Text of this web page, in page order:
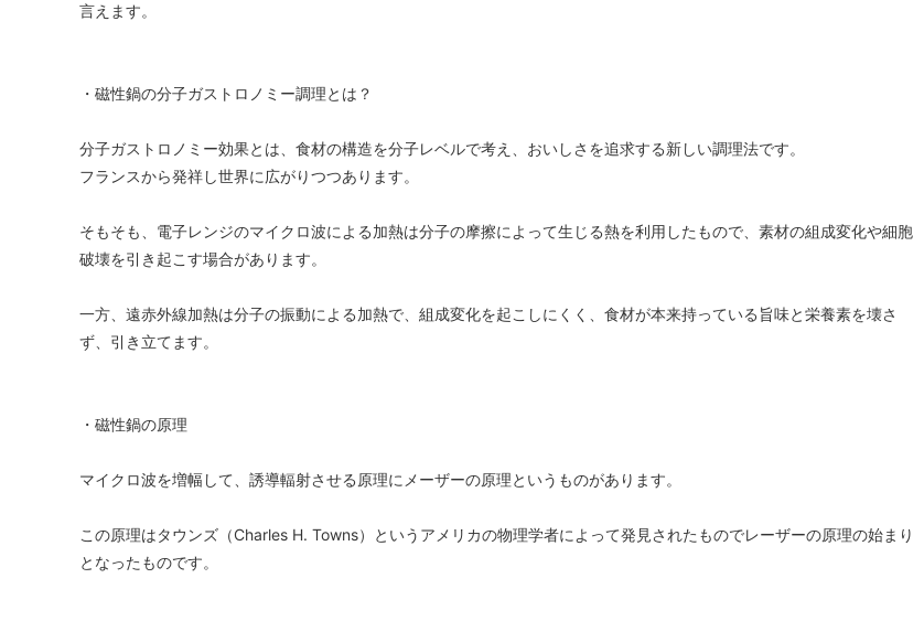
言えます。
・磁性鍋の分子ガストロノミー調理とは？
分子ガストロノミー効果とは、食材の構造を分子レベルで考え、おいしさを追求する新しい調理法です。
フランスから発祥し世界に広がりつつあります。
そもそも、電子レンジのマイクロ波による加熱は分子の摩擦によって生じる熱を利用したもので、素材の組成変化や細胞
破壊を引き起こす場合があります。
一方、遠赤外線加熱は分子の振動による加熱で、組成変化を起こしにくく、食材が本来持っている旨味と栄養素を壊さ
ず、引き立てます。
・磁性鍋の原理
マイクロ波を増幅して、誘導輻射させる原理にメーザーの原理というものがあります。
この原理はタウンズ（Charles H. Towns）というアメリカの物理学者によって発見されたものでレーザーの原理の始まり
となったものです。